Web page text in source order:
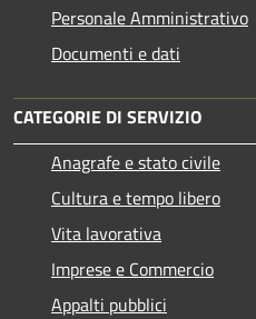
Personale Amministrativo
Documenti e dati
CATEGORIE DI SERVIZIO
Anagrafe e stato civile
Cultura e tempo libero
Vita lavorativa
Imprese e Commercio
Appalti pubblici